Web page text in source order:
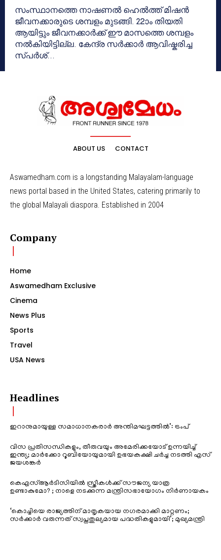
സംസ്ഥാനത്തെ നാഷണൽ ഹെൽത്ത് മിഷൻ
ജീവനക്കാരുടെ ശമ്പളം മുടങ്ങി. 22ാം തിയതി
ആയിട്ടും ജീവനക്കാർക്ക് ഈ മാസത്തെ ശമ്പളം
നൽകിയിട്ടില്ല. കേന്ദ്ര സർക്കാർ ആവിഷ്കരിച്ച
സ്പർശ്...
ABOUT US CONTACT
Aswamedham.com is a longstanding Malayalam-language
news portal based in the United States, catering primarily to
the global Malayali diaspora. Established in 2004
Company
Home
Aswamedham Exclusive
Cinema
News Plus
Sports
Travel
USA News
Headlines
ഇറാനുമായുള്ള സമാധാനകരാർ അന്തിമഘട്ടത്തിൽ‌’: ട്രംപ്
വിസ പ്രതിസന്ധികളും, തീരുവയും അമേരിക്കയോട് ഉന്നയിച്ച്
ഇന്ത്യ; മാർക്കോ റൂബിയോയുമായി ഉഭയകക്ഷി ചർച്ച നടത്തി എസ്
ജയശങ്കർ
കെഎസ്ആർടിസിയിൽ സ്ത്രീകൾക്ക് സൗജന്യ യാത്ര
ഉണ്ടാകുമോ? ; നാളെ നടക്കുന്ന മന്ത്രിസഭായോഗം നിർണായകം
‘കൊച്ചിയെ രാജ്യത്തിന് മാതൃകയായ നഗരമാക്കി മാറ്റണം;
സർക്കാർ വരുന്നത് സ്വപ്നതുല്യമായ പദ്ധതികളുമായി’; മുഖ്യമന്ത്രി